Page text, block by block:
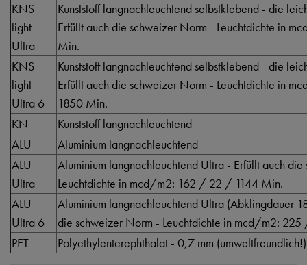
KNS
light
Ultra
Kunststoff langnachleuchtend selbstklebend - die
Erfüllt auch die schweizer Norm - Leuchtdichte in
Min.
KNS
light
Ultra 6
Kunststoff langnachleuchtend selbstklebend - die
Erfüllt auch die schweizer Norm - Leuchtdichte in
1850 Min.
KN
Kunststoff langnachleuchtend
ALU
Aluminium langnachleuchtend
ALU
Ultra
Aluminium langnachleuchtend Ultra - Erfüllt auch
Leuchtdichte in mcd/m2: 162 / 22 / 1144 Min.
ALU
Ultra 6
Aluminium langnachleuchtend Ultra (Abklingdauer
die schweizer Norm - Leuchtdichte in mcd/m2:
PET
Polyethylenterephthalat - 0,7 mm (umweltfreundlich!)